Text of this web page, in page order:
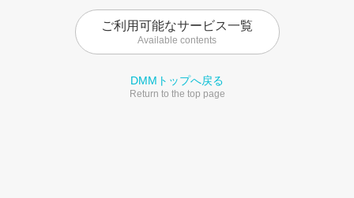
ご利用可能なサービス一覧
Available contents
DMMトップへ戻る
Return to the top page